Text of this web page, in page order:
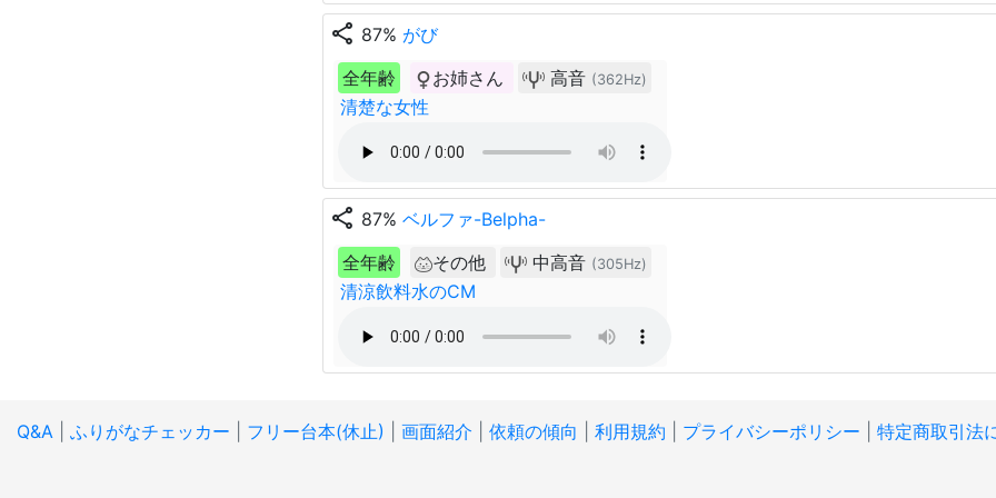
share 87% がび
全年齢
お姉さん 高音 (362Hz)
清楚な女性
share 87% ベルファ-Belpha-
全年齢
その他 中高音 (305Hz)
清涼飲料水のCM
Q&A ふりがなチェッカー フリー台本(休止) 画面紹介 依頼の傾向 利用規約 プライバシーポリシー 特定商取引法